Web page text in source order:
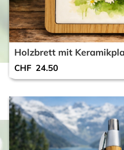
Holzbrett mit
CHF 24.50